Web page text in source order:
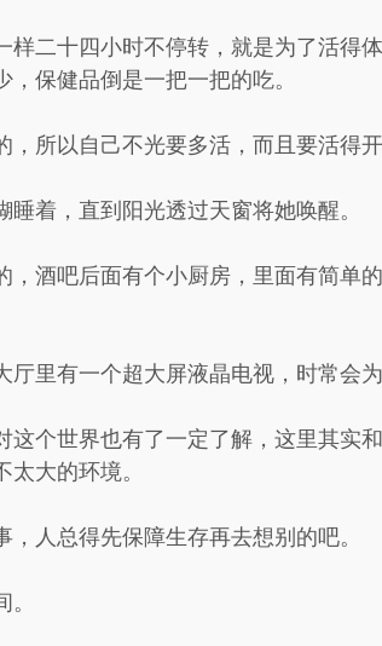
样二十四小时不停转，就是为了活得
保健品倒是一把一把的吃。
所以自己不光要多活，而且要活得开
着，直到阳光透过天窗将她唤醒。
，酒吧后面有个小厨房，里面有简单
里有一个超大屏液晶电视，时常会
这个世界也有了一定了解，这里其实
大的环境。
人总得先保障生存再去想别的吧。